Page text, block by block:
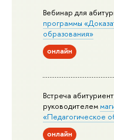
Вебинар для
программы
образования»
онлайн
Встреча
руководителем
«Педагогическое
онлайн